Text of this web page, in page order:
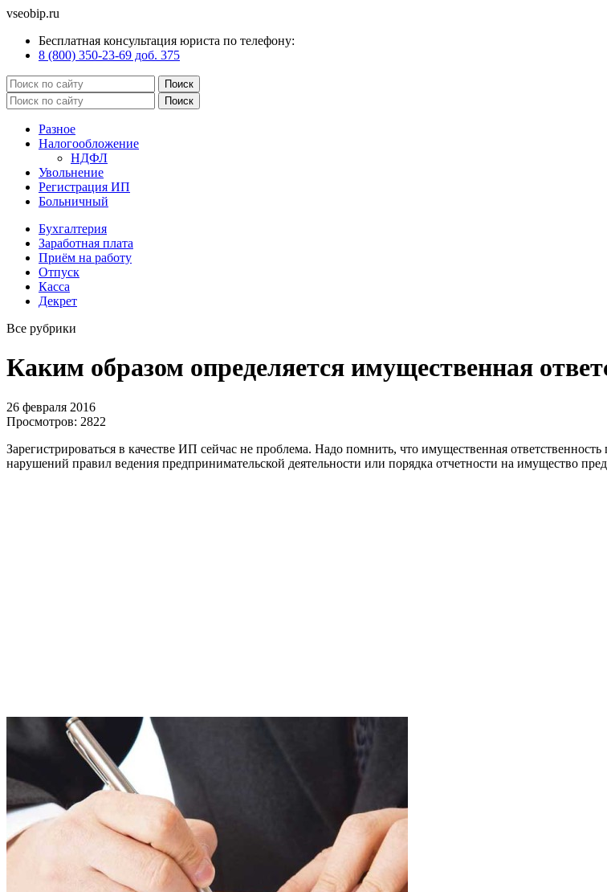
vseobip.ru
Бесплатная консультация юриста по телефону:
8 (800) 350-23-69 доб. 375
Разное
Налогообложение
НДФЛ
Увольнение
Регистрация ИП
Больничный
Бухгалтерия
Заработная плата
Приём на работу
Отпуск
Касса
Декрет
Все рубрики
Каким образом определяется имущественная
26 февраля 2016
Просмотров: 2822
Зарегистрироваться в качестве ИП сейчас не проблема. Надо помнить, что имущественная
нарушений правил ведения предпринимательской деятельности или порядка отчетности на имущество